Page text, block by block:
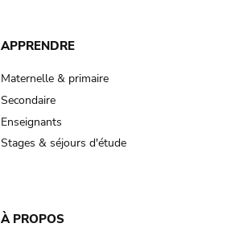
APPRENDRE
Maternelle & primaire
Secondaire
Enseignants
Stages & séjours d'étude
À PROPOS